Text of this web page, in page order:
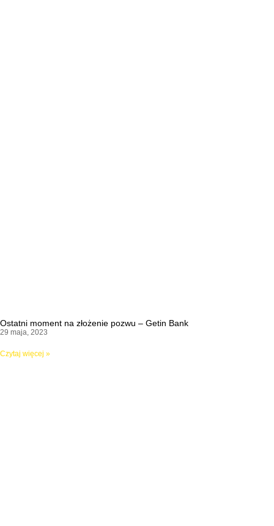
Ostatni moment na złożenie pozwu – Getin Bank
29 maja, 2023
Czytaj więcej »